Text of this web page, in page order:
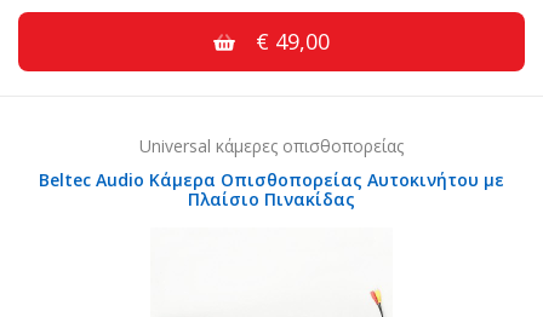
€ 49,00
Universal κάμερες οπισθοπορείας
Beltec Audio Κάμερα Οπισθοπορείας Αυτοκινήτου με
Πλαίσιο Πινακίδας